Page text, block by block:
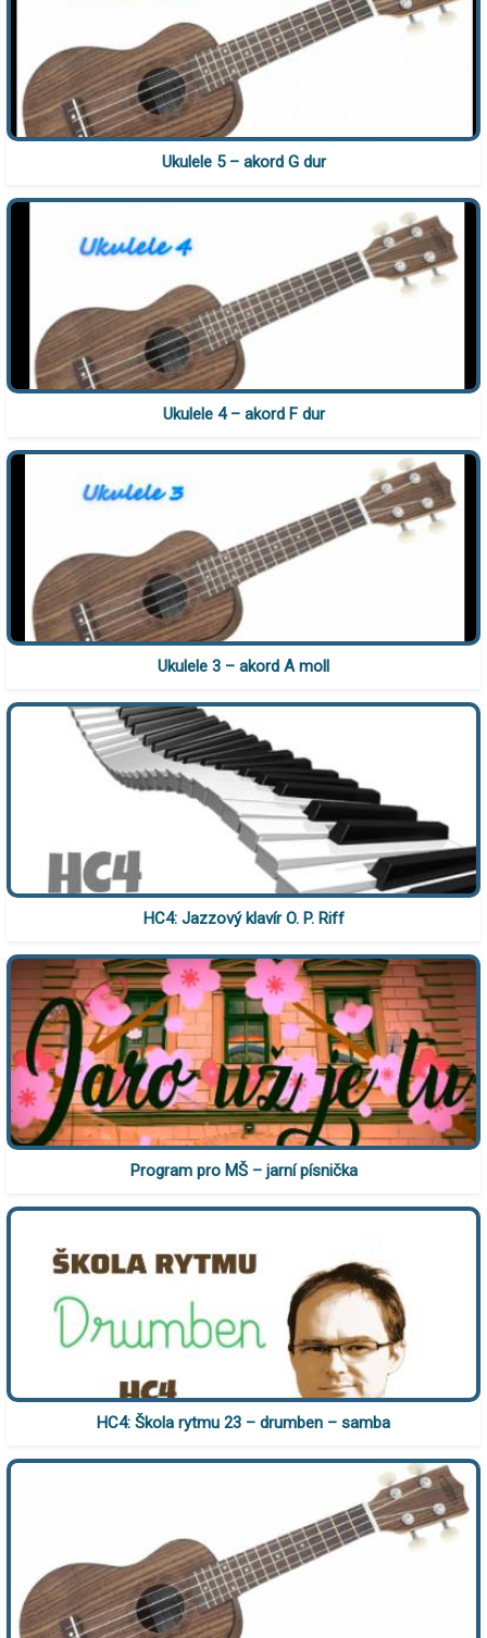
Ukulele 5 – akord G dur
Ukulele 4 – akord F dur
Ukulele 3 – akord A moll
HC4: Jazzový klavír O. P. Riff
Program pro MŠ – jarní písnička
HC4: Škola rytmu 23 – drumben – samba